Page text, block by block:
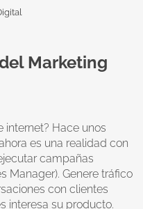
Marketing
internet? Hace unos
es una realidad con
campañas
Manager). Genere tráfico
con clientes
interesa su producto.